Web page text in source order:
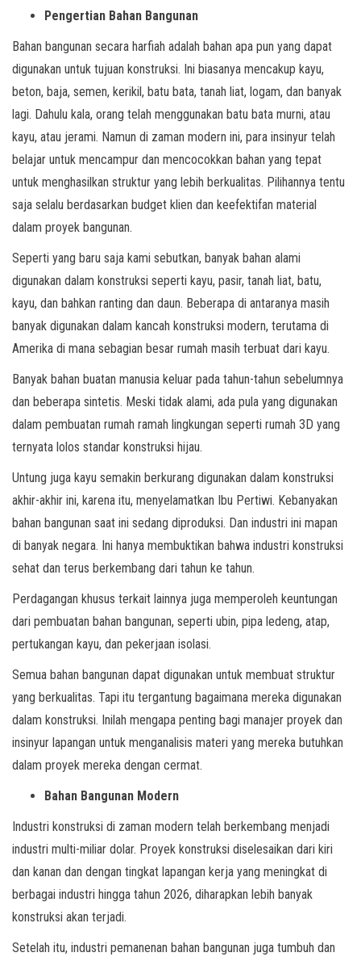
Pengertian Bahan Bangunan
Bahan bangunan secara harfiah adalah bahan apa pun yang dapat
digunakan untuk tujuan konstruksi. Ini biasanya mencakup kayu,
beton, baja, semen, kerikil, batu bata, tanah liat, logam, dan banyak
lagi. Dahulu kala, orang telah menggunakan batu bata murni, atau
kayu, atau jerami. Namun di zaman modern ini, para insinyur telah
belajar untuk mencampur dan mencocokkan bahan yang tepat
untuk menghasilkan struktur yang lebih berkualitas. Pilihannya tentu
saja selalu berdasarkan budget klien dan keefektifan material
dalam proyek bangunan.
Seperti yang baru saja kami sebutkan, banyak bahan alami
digunakan dalam konstruksi seperti kayu, pasir, tanah liat, batu,
kayu, dan bahkan ranting dan daun. Beberapa di antaranya masih
banyak digunakan dalam kancah konstruksi modern, terutama di
Amerika di mana sebagian besar rumah masih terbuat dari kayu.
Banyak bahan buatan manusia keluar pada tahun-tahun sebelumnya
dan beberapa sintetis. Meski tidak alami, ada pula yang digunakan
dalam pembuatan rumah ramah lingkungan seperti rumah 3D yang
ternyata lolos standar konstruksi hijau.
Untung juga kayu semakin berkurang digunakan dalam konstruksi
akhir-akhir ini, karena itu, menyelamatkan Ibu Pertiwi. Kebanyakan
bahan bangunan saat ini sedang diproduksi. Dan industri ini mapan
di banyak negara. Ini hanya membuktikan bahwa industri konstruksi
sehat dan terus berkembang dari tahun ke tahun.
Perdagangan khusus terkait lainnya juga memperoleh keuntungan
dari pembuatan bahan bangunan, seperti ubin, pipa ledeng, atap,
pertukangan kayu, dan pekerjaan isolasi.
Semua bahan bangunan dapat digunakan untuk membuat struktur
yang berkualitas. Tapi itu tergantung bagaimana mereka digunakan
dalam konstruksi. Inilah mengapa penting bagi manajer proyek dan
insinyur lapangan untuk menganalisis materi yang mereka butuhkan
dalam proyek mereka dengan cermat.
Bahan Bangunan Modern
Industri konstruksi di zaman modern telah berkembang menjadi
industri multi-miliar dolar. Proyek konstruksi diselesaikan dari kiri
dan kanan dan dengan tingkat lapangan kerja yang meningkat di
berbagai industri hingga tahun 2026, diharapkan lebih banyak
konstruksi akan terjadi.
Setelah itu, industri pemanenan bahan bangunan juga tumbuh dan